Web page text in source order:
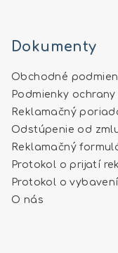
Dokumenty
Obchodné
Podmienky
Reklamačný
Odstúpenie od
Reklamačný
Protokol o prijatí
Protokol o
O nás